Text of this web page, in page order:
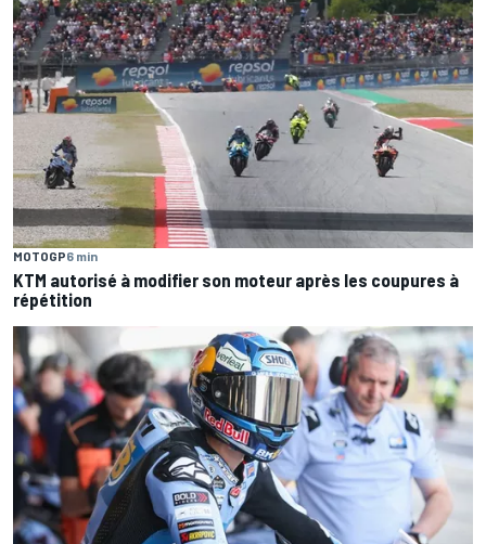
MOTOGP6 min
KTM autorisé à modifier son moteur après les coupures à
répétition